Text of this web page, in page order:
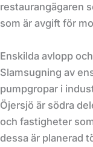
restaurangägaren
som är avgift för
Enskilda avlopp
Slamsugning av
pumpgropar i
Öjersjö är södra
och fastigheter
dessa är planerad